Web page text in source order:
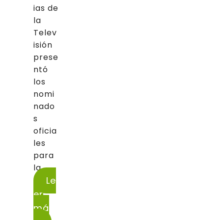
ias de
la
Telev
isión
prese
ntó
los
nomi
nado
s
oficia
les
para
la...
Le
er
má